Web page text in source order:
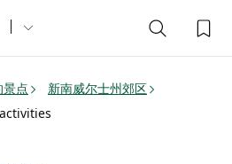
点
新南威尔士州郊区